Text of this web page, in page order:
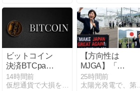
割
たらす2つの
価値とは
【Lituus財団
責任者インタ
ビュー②】
ビットコイン
決済BTCpay
に重大な脆弱
性
14時間前
【方向性は
MJGA】「系
統用蓄電池」
向け補助金、
25時間前